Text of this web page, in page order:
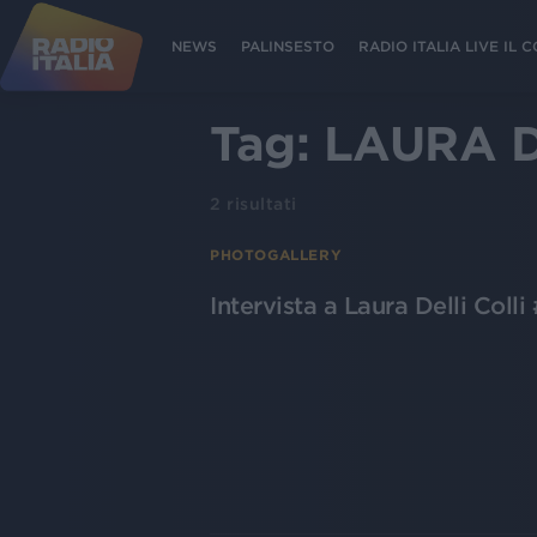
NEWS PALINSESTO RADIO ITALIA LIVE IL
Tag: LAURA
2 risultati
PHOTOGALLERY
Intervista a Laura Delli